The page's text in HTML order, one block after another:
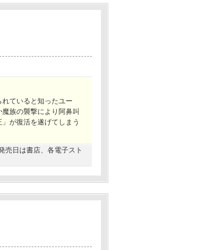
ていると知ったユー
族の襲撃により阿鼻叫
が復活を遂げてしまう
売日は書店、各電子スト